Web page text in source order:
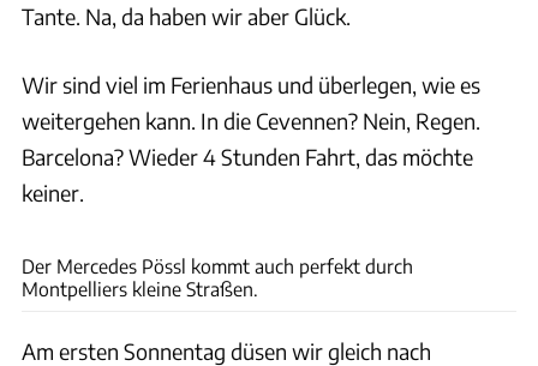
Tante. Na, da haben wir aber Glück.
Wir sind viel im Ferienhaus und überlegen, wie es
weitergehen kann. In die Cevennen? Nein, Regen.
Barcelona? Wieder 4 Stunden Fahrt, das möchte
keiner.
Der Mercedes Pössl kommt auch perfekt durch
Montpelliers kleine Straßen.
Am ersten Sonnentag düsen wir gleich nach